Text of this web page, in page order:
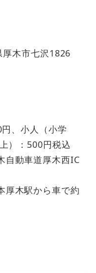
木市七沢1826
、小人（小学
）：500円税込
自動車道厚木西IC
厚木駅から車で約